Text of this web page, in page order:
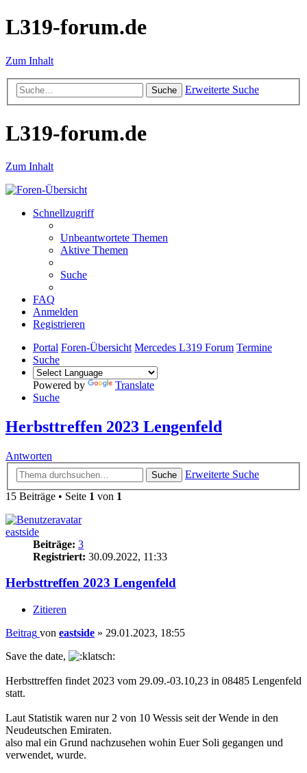
L319-forum.de
Zum Inhalt
Suche Erweiterte Suche
L319-forum.de
Zum Inhalt
Schnellzugriff
Unbeantwortete Themen
Aktive Themen
Suche
FAQ
Anmelden
Registrieren
Portal Foren-Übersicht Mercedes L319 Forum Termine
Suche
Powered by
Translate
Suche
Herbsttreffen 2023 Lengenfeld
Antworten
Suche
Erweiterte Suche
15 Beiträge • Seite 1 von 1
eastside
Beiträge: 3
Registriert: 30.09.2022, 11:33
Herbsttreffen 2023 Lengenfeld
Zitieren
Beitrag von eastside » 29.01.2023, 18:55
Save the date,
Herbsttreffen findet 2023 vom 29.09.-03.10,23 in 08485 Lengenfeld
statt.
Laut Statistik waren nur 2 von 10 Wessis seit der Wende in den
Neudeutschen Emiraten.
also mal ein Grund nachzusehen wohin Euer Soli gegangen und
verwendet, wurde.